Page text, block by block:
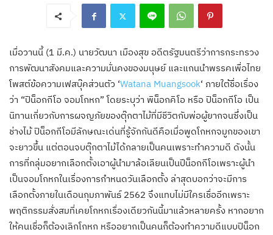
เมื่อวานนี้ (1 มี.ค.) นายวัฒนา เมืองสุข อดีตรัฐมนตรีว่าการกระทรวง
การพัฒนาสังคมและความมั่นคงของมนุษย์ และแกนนำพรรคเพื่อไทย
โพสต์ข้อความเฟสบุ๊คส่วนตัว ‘Watana Muangsook‘ ภายใต้ชื่อเรื่อง
ว่า “ปิน็อกกีโอ จอมโกหก” โดยระบุว่า พิน็อกคิโอ หรือ ปิน็อกกีโอ เป็น
นิทานเกี่ยวกับการผจญภัยของตุ๊กตาไม้ที่มีชีวิตกับพ่อผู้ยากจนซึ่งเป็น
ช่างไม้ ปิน็อกกีโอมีลักษณะเด่นที่รู้จักกันดีคือเมื่อพูดโกหกจมูกของเขา
จะยาวขึ้น แต่ตอนจบตุ๊กตาไม้ได้กลายเป็นคนเพราะทำความดี ดังนั้น
การที่กลุ่มอยากเลือกตั้งเอาผู้นำมาล้อเลียนเป็นปีน็อกกีโอเพราะผู้นำ
เป็นจอมโกหกในเรื่องการกำหนดวันเลือกตั้ง ล่าสุดบอกว่าจะมีการ
เลือกตั้งภายในเดือนกุมภาพันธ์ 2562 จึงแทบไม่มีใครเชื่ออีกเพราะ
พฤติกรรมสั่งสมที่เคยโกหกเรื่องเดียวกันนี้มาแล้วหลายครั้ง หากอยาก
ให้คนเชื่อก็ต้องเลิกโกหก หรืออยากเป็นคนก็ต้องทำความดีแบบปิน็อก